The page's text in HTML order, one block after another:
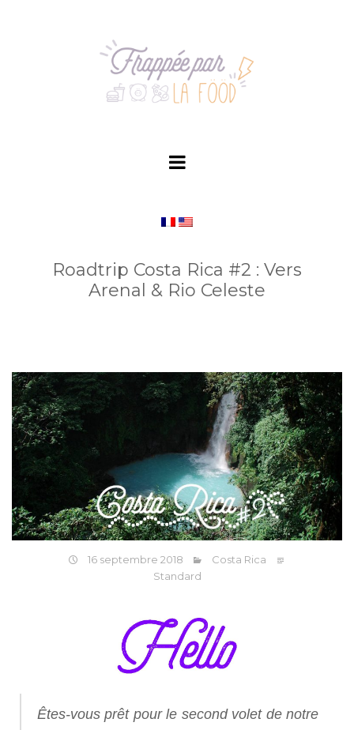
Roadtrip Costa Rica #2 : Vers
Arenal & Rio Celeste
16 septembre 2018
Costa Rica
Standard
Êtes-vous prêt pour le second volet de notre